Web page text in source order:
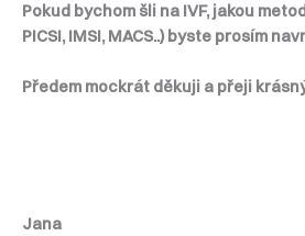
Pokud bychom šli na IVF, jakou
PICSI, IMSI, MACS..) byste prosím
Předem mockrát děkuji a přeji
Jana